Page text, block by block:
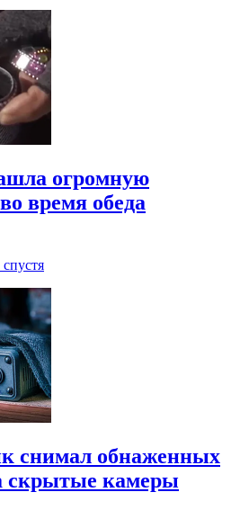
огромную
время обеда
спустя
снимал обнаженных
скрытые камеры